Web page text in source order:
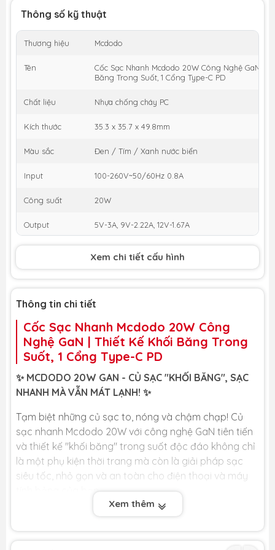
Thông số kỹ thuật
Thương hiệu Mcdodo
Tên
Cốc Sạc Nhanh Mcdodo 20W Công Nghệ GaN |
Băng Trong Suốt, 1 Cổng Type-C PD
Chất liệu Nhựa chống cháy PC
Kích thước 35.3 x 35.7 x 49.8mm
Màu sắc Đen / Tím / Xanh nước biển
Input 100-260V~50/60Hz 0.8A
Công suất 20W
Output 5V-3A, 9V-2.22A, 12V-1.67A
Xem chi tiết cấu hình
Thông tin chi tiết
Cốc Sạc Nhanh Mcdodo 20W Công
Nghệ GaN | Thiết Kế Khối Băng Trong
Suốt, 1 Cổng Type-C PD
✨ MCDODO 20W GAN - CỦ SẠC "KHỐI BĂNG", SẠC
NHANH MÀ VẪN MÁT LẠNH! ✨
Tạm biệt những củ sạc to, nóng và chậm chạp! Củ
sạc nhanh Mcdodo 20W với công nghệ GaN tiên tiến
và thiết kế "khối băng" trong suốt độc đáo không chỉ
là một phụ kiện thời trang mà còn là giải pháp sạc
siêu tốc, nhỏ gọn và an toàn cho điện thoại và máy
tính bảng của bạn.
ĐẶC ĐIỂM NỔI BẬT🏆
⚡Sạc Nhanh PD 20W Vượt Trội:Cung cấp
Xem thêm